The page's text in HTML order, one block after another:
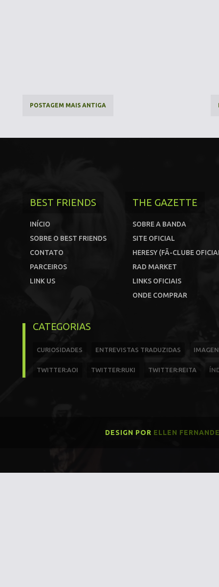
POSTAGEM MAIS ANTIGA
BEST FRIENDS
INÍCIO
SOBRE O BEST FRIENDS
CONTATO
PARCEIROS
LINK US
THE GAZETTE
SOBRE A BANDA
SITE OFICIAL
HERESY (FÃ-CLUBE
RAD MARKET
LINKS OFICIAIS
ONDE COMPRAR
CATEGORIAS
CURIOSIDADES ENTREVISTAS TRADUZIDAS
TWITTER:AOI TWITTER:RUKI TWITTER:REITA
DESIGN POR ELLEN